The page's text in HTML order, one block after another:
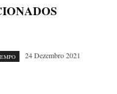
24 Dezembro 2021